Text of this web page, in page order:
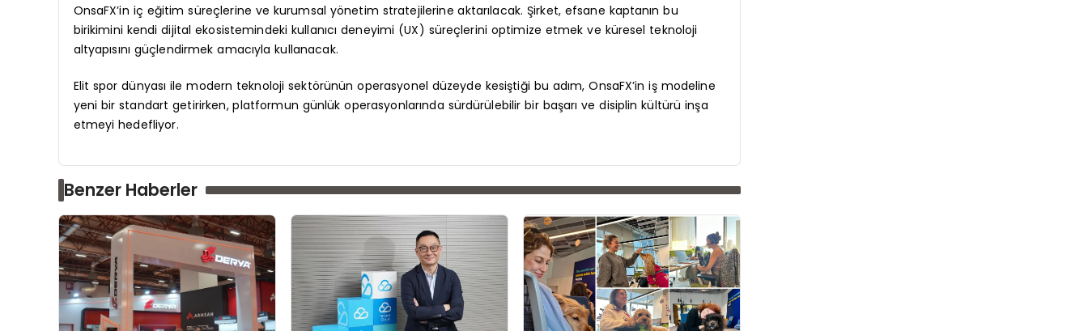
OnsaFX’in iç eğitim süreçlerine ve kurumsal yönetim stratejilerine aktarılacak. Şirket, efsane kaptanın bu
birikimini kendi dijital ekosistemindeki kullanıcı deneyimi (UX) süreçlerini optimize etmek ve küresel teknoloji
altyapısını güçlendirmek amacıyla kullanacak.
Elit spor dünyası ile modern teknoloji sektörünün operasyonel düzeyde kesiştiği bu adım, OnsaFX’in iş modeline
yeni bir standart getirirken, platformun günlük operasyonlarında sürdürülebilir bir başarı ve disiplin kültürü inşa
etmeyi hedefliyor.
Benzer Haberler